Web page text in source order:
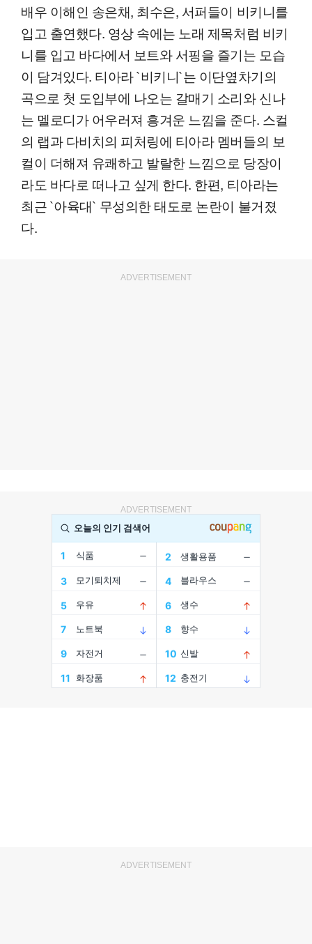
배우 이해인 송은채, 최수은, 서퍼들이 비키니를
입고 출연했다. 영상 속에는 노래 제목처럼 비키
니를 입고 바다에서 보트와 서핑을 즐기는 모습
이 담겨있다. 티아라 `비키니`는 이단옆차기의
곡으로 첫 도입부에 나오는 갈매기 소리와 신나
는 멜로디가 어우러져 흥겨운 느낌을 준다. 스컬
의 랩과 다비치의 피처링에 티아라 멤버들의 보
컬이 더해져 유쾌하고 발랄한 느낌으로 당장이
라도 바다로 떠나고 싶게 한다. 한편, 티아라는
최근 `아육대` 무성의한 태도로 논란이 불거졌
다.
ADVERTISEMENT
ADVERTISEMENT
ADVERTISEMENT